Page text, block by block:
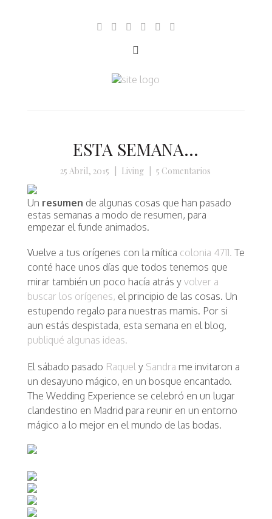
ESTA SEMANA…
25 Abril, 2015 Living 5 Comentarios
Un resumen de algunas cosas que han pasado
estas semanas a modo de resumen, para
empezar el funde animados.
Vuelve a tus orígenes con la mítica colonia 4711. Te
conté hace unos días que todos tenemos que
mirar también un poco hacía atrás y volver a
buscar los orígenes, el principio de las cosas. Un
estupendo regalo para nuestras mamis. Por si
aun estás despistada, esta semana en el blog,
publiqué algunas ideas.
El sábado pasado Raquel y Sandra me invitaron a
un desayuno mágico, en un bosque encantado.
The Wedding Experience se celebró en un lugar
clandestino en Madrid para reunir en un entorno
mágico a lo mejor en el mundo de las bodas.